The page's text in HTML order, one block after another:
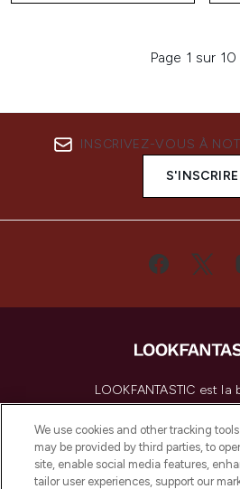
Page 1 sur 10
INSCRIVEZ-VOUS À
S'INSCRIRE
LOOKFANTASTIC est
beauté incontournable
proposant les meilleurs
de la peau, des cheveux
de plus de 200 marques
Faites vos achats en
We use cookies and other tracking
may be provided by third parties, to
site, enable social media features,
tailor user experiences, support our